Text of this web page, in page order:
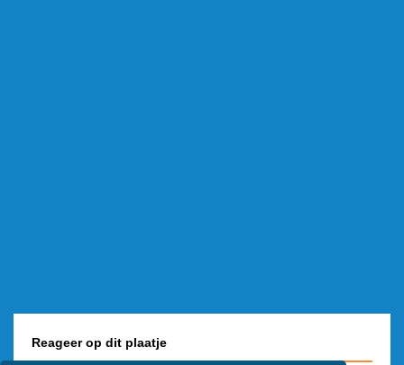
Reageer op dit plaatje